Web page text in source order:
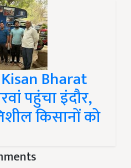
Bharat
पहुंचा इंदौर,
किसानों को